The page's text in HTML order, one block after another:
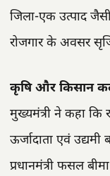
जिला-एक उत्पाद
रोजगार के अवसर
कृषि और किसान
मुख्यमंत्री ने कहा कि
ऊर्जादाता एवं उद्यमी
प्रधानमंत्री फसल